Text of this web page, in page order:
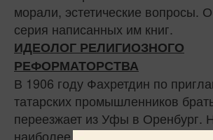
морали, эстетические вопросы.
серия написанных им книг.
ИДЕОЛОГ РЕЛИГИОЗНОГО
РЕФОРМАТОРСТВА
В 1906 году Фахретдин по
татарских промышленников
переезжает из Уфы в Оренбург.
наиболее плодотворный период